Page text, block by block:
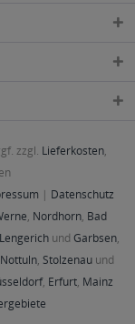
Kiliansroda,
Bufleben, Ebenheim,
Sundhausen,
zzgl. Lieferkosten,
| Datenschutz
, Nordhorn, Bad
Lengerichund Garbsen,
Nottuln, Stolzenau und
, Erfurt, Mainz